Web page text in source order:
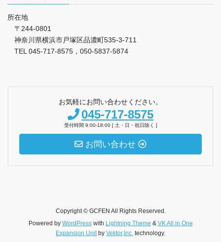
所在地
〒244-0801
神奈川県横浜市戸塚区品濃町535-3-711
TEL 045-717-8575，050-5837-5874
お気軽にお問い合わせください。
045-717-8575
受付時間 9:00-18:00 [ 土・日・祝日除く ]
お問い合わせ
Copyright © GCFEN All Rights Reserved.
Powered by WordPresswith Lightning Theme & VK All in One
Expansion Unit by Vektor,Inc. technology.